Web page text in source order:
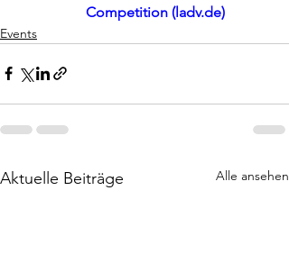
Competition (ladv.de)
Events
Aktuelle Beiträge Alle ansehen